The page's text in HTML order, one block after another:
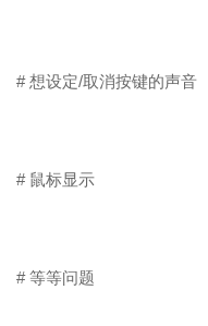
# 想设定/取消按键的声音
# 鼠标显示
# 等等问题